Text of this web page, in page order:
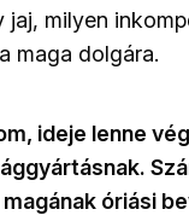
milyen
maga dolgára.
ideje lenne
óriási